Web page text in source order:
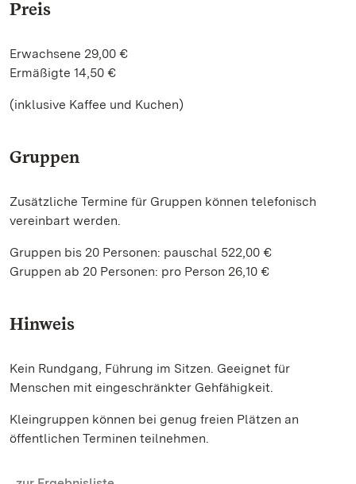
Preis
Erwachsene 29,00 €
Ermäßigte 14,50 €
(inklusive Kaffee und Kuchen)
Gruppen
Zusätzliche Termine für Gruppen können telefonisch
vereinbart werden.
Gruppen bis 20 Personen: pauschal 522,00 €
Gruppen ab 20 Personen: pro Person 26,10 €
Hinweis
Kein Rundgang, Führung im Sitzen. Geeignet für
Menschen mit eingeschränkter Gehfähigkeit.
Kleingruppen können bei genug freien Plätzen an
öffentlichen Terminen teilnehmen.